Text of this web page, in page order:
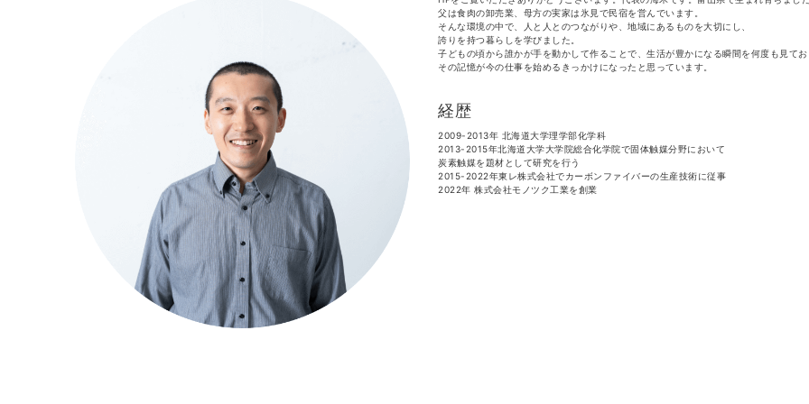
父は食肉の卸売業、母方の実家は氷見で民宿を営んでいます。
そんな環境の中で、人と人とのつながりや、地域にあるものを大切にし、
誇りを持つ暮らしを学びました。
子どもの頃から誰かが手を動かして作ることで、生活が豊かになる瞬間を何度も見て
その記憶が今の仕事を始めるきっかけになったと思っています。
経歴
2009-2013年 北海道大学理学部化学科
2013-2015年北海道大学大学院総合化学院で固体触媒分野において
炭素触媒を題材として研究を行う
2015-2022年東レ株式会社でカーボンファイバーの生産技術に従事
2022年 株式会社モノツク工業を創業